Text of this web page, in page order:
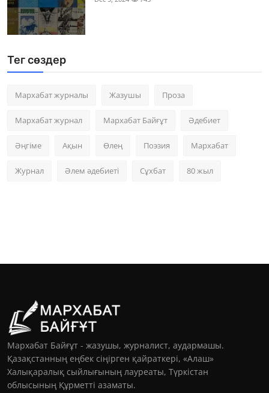
Тег сөздер
Мархабат журналы Жазушы Проза
Мархабат журнал Мархабат Байғұт Әдебиет
Әңгіме Ақын Өлең Поэзия Мархабат
Журнал Әлем әдебиеті Сұхбат 80 жыл
Мархабат Байғұт - жазушы, журналист, аудармашы.
Қазақстанның еңбек сіңірген қайраткері, «Алаш»
Халықаралық сыйлығының лауреаты, Түркістан
облысының Құрметті азаматы.